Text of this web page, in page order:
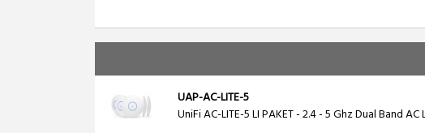
UAP-AC-LITE-5
UniFi AC-LITE-5 LI PAKET - 2.4 - 5 Ghz Dual Band